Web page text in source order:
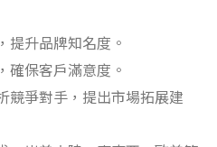
提升品牌知名度。
確保客戶滿意度。
競爭對手，提出市場拓展建